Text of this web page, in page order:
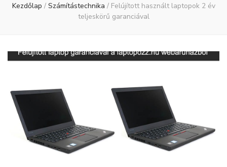
Kezdőlap / Számítástechnika / Felújított használt laptopok 2 év
teljeskörű garanciával